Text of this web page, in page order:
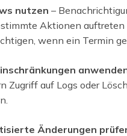
nutzen –
Aktionen auftreten
wenn ein Termin
Zugriff auf Logs oder
Änderungen